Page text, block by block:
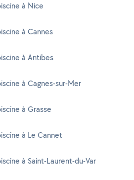
à Nice
à Cannes
à Antibes
à Cagnes-sur-Mer
à Grasse
à Le Cannet
à Saint-Laurent-du-Var